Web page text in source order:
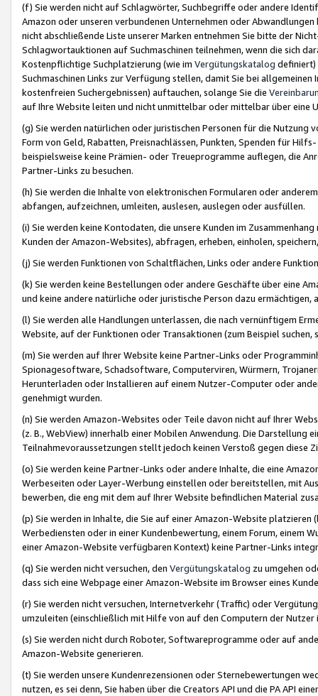
(f) Sie werden nicht auf Schlagwörter, Suchbegriffe oder andere
Amazon oder unseren verbundenen Unternehmen oder
nicht abschließende Liste unserer Marken entnehmen Sie bitte der
Schlagwortauktionen auf Suchmaschinen teilnehmen, wenn die sich
Kostenpflichtige Suchplatzierung (wie im Vergütungskatalog definiert)
Suchmaschinen Links zur Verfügung stellen, damit Sie bei
kostenfreien Suchergebnissen) auftauchen, solange Sie die
auf Ihre Website leiten und nicht unmittelbar oder mittelbar über eine
(g) Sie werden natürlichen oder juristischen Personen für die Nutzung
Form von Geld, Rabatten, Preisnachlässen, Punkten, Spenden für
beispielsweise keine Prämien- oder Treueprogramme auflegen, die
Partner-Links zu besuchen.
(h) Sie werden die Inhalte von elektronischen Formularen oder
abfangen, aufzeichnen, umleiten, auslesen, auslegen oder ausfüllen.
(i) Sie werden keine Kontodaten, die unsere Kunden im
Kunden der Amazon-Websites), abfragen, erheben, einholen,
(j) Sie werden Funktionen von Schaltflächen, Links oder andere
(k) Sie werden keine Bestellungen oder andere Geschäfte über eine
und keine andere natürliche oder juristische Person dazu
(l) Sie werden alle Handlungen unterlassen, die nach vernünftigem
Website, auf der Funktionen oder Transaktionen (zum Beispiel
(m) Sie werden auf Ihrer Website keine Partner-Links oder
Spionagesoftware, Schadsoftware, Computerviren, Würmern,
Herunterladen oder Installieren auf einem Nutzer-Computer oder
genehmigt wurden.
(n) Sie werden Amazon-Websites oder Teile davon nicht auf Ihrer
(z. B., WebView) innerhalb einer Mobilen Anwendung. Die Darstellung
Teilnahmevoraussetzungen stellt jedoch keinen Verstoß gegen diese
(o) Sie werden keine Partner-Links oder andere Inhalte, die eine
Werbeseiten oder Layer-Werbung einstellen oder bereitstellen, mit
bewerben, die eng mit dem auf Ihrer Website befindlichen Material
(p) Sie werden in Inhalte, die Sie auf einer Amazon-Website
Werbediensten oder in einer Kundenbewertung, einem Forum, einem
einer Amazon-Website verfügbaren Kontext) keine Partner-Links
(q) Sie werden nicht versuchen, den Vergütungskatalog zu umgehen
dass sich eine Webpage einer Amazon-Website im Browser eines
(r) Sie werden nicht versuchen, Internetverkehr (Traffic) oder
umzuleiten (einschließlich mit Hilfe von auf den Computern der
(s) Sie werden nicht durch Roboter, Softwareprogramme oder auf
Amazon-Website generieren.
(t) Sie werden unsere Kundenrezensionen oder Sternebewertungen
nutzen, es sei denn, Sie haben über die Creators API und die PA API